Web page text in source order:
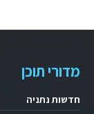
מדורי תוכן
חדשות נתניה